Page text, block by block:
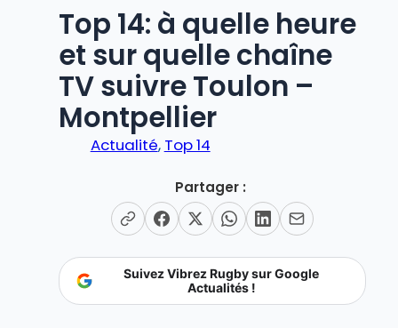
Top 14: à quelle heure
et sur quelle chaîne
TV suivre Toulon –
Montpellier
Actualité, Top 14
Partager :
Suivez Vibrez Rugby sur Google
Actualités !